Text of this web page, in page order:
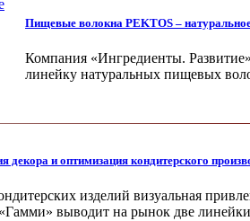
Пищевые волокна PEKTOS –
Компания «Ингредиенты.
ли­нейку натуральных пищевых
и оптимизация кондитерского
изделий визуальная
выводит на рынок две